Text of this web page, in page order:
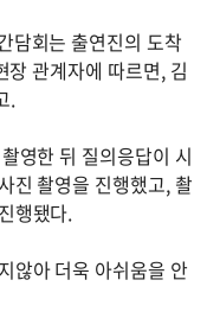
담회는 출연진의 도착
관계자에 따르면, 김
.
영한 뒤 질의응답이 시
진 촬영을 진행했고, 촬
행됐다.
않아 더욱 아쉬움을 안